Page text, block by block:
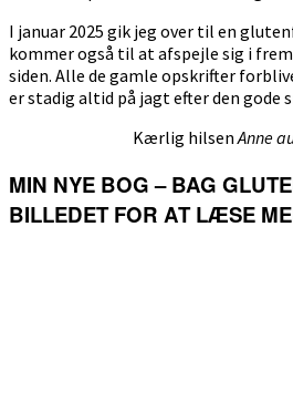
I januar 2025 gik jeg over til en
kommer også til at afspejle sig i
siden. Alle de gamle opskrifter
er stadig altid på jagt efter den gode
Kærlig hilsenAnne
MIN NYE BOG – BAG
BILLEDET FOR AT LÆSE